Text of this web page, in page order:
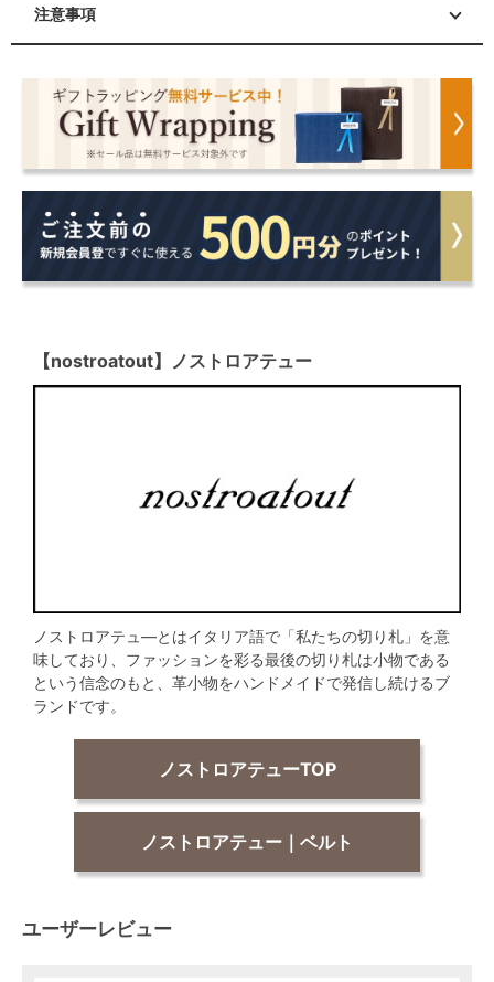
注意事項
【nostroatout】ノストロアテュー
ノストロアテュ―とはイタリア語で「私たちの切り札」を意
味しており、ファッションを彩る最後の切り札は小物である
という信念のもと、革小物をハンドメイドで発信し続けるブ
ランドです。
ノストロアテューTOP
ノストロアテュー｜ベルト
ユーザーレビュー